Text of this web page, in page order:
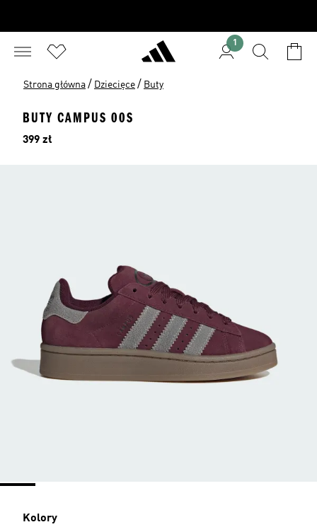
1
Strona główna / Dziecięce / Buty
BUTY CAMPUS 00S
Cena
399 zł
Kolory